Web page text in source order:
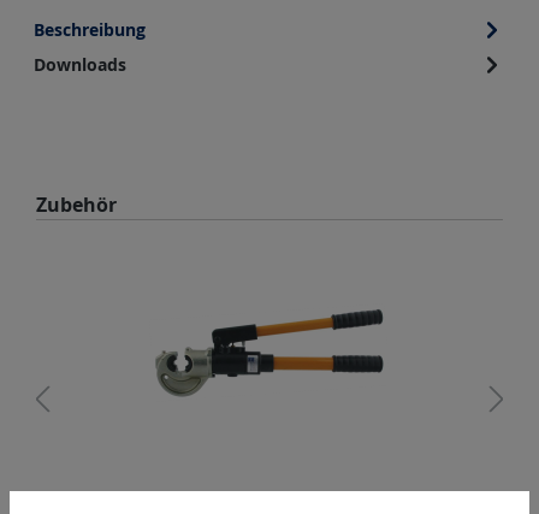
Beschreibung
Downloads
Produktgalerie überspringen
Zubehör